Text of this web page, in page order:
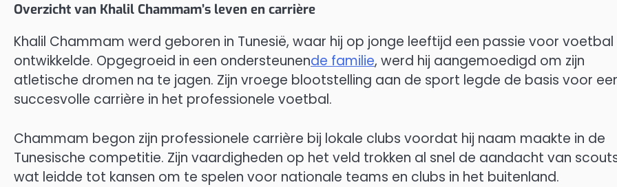
Overzicht van Khalil Chammam’s leven en carrière
Khalil Chammam werd geboren in Tunesië, waar hij op jonge leeftijd een passie voor voetbal
ontwikkelde. Opgegroeid in een ondersteunende familie, werd hij aangemoedigd om zijn
atletische dromen na te jagen. Zijn vroege blootstelling aan de sport legde de basis voor
succesvolle carrière in het professionele voetbal.
Chammam begon zijn professionele carrière bij lokale clubs voordat hij naam maakte in de
Tunesische competitie. Zijn vaardigheden op het veld trokken al snel de aandacht van
wat leidde tot kansen om te spelen voor nationale teams en clubs in het buitenland.